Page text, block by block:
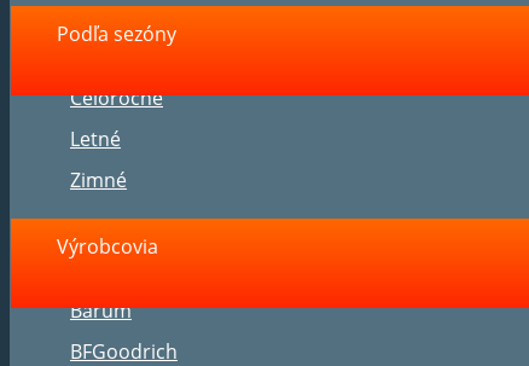
Podľa sezóny
Celoročné
Letné
Zimné
Výrobcovia
Barum
BFGoodrich